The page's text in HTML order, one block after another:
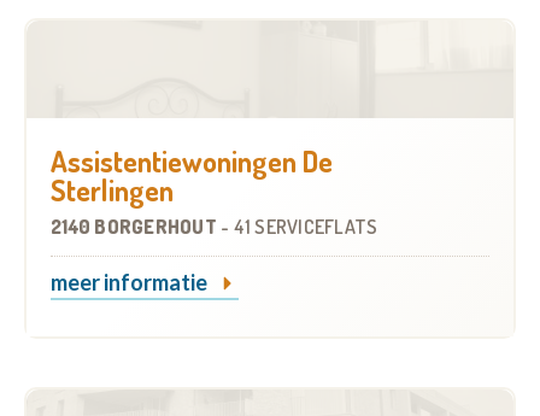
Assistentiewoningen De
Sterlingen
2140 BORGERHOUT - 41 SERVICEFLATS
meer informatie